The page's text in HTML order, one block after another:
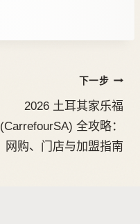
下一步
2026 土耳其家乐福
(CarrefourSA) 全攻略：
网购、门店与加盟指南